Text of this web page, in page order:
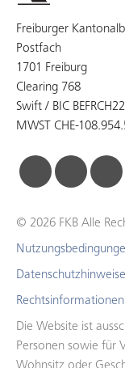
Freiburger
Postfach
1701 Freiburg
Clearing 768
Swift / BIC BEFRCH22
MWST CHE-
© 2026 FKB Alle
Datenschutzhinweise
Rechtsinformationen
Die Website ist
Personen sowie für